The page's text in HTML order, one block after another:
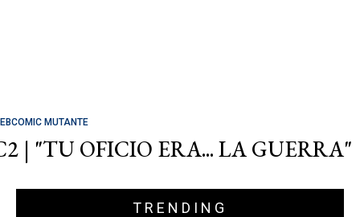
MUTANTE
| "TU OFICIO ERA... LA GUERRA"
TRENDING